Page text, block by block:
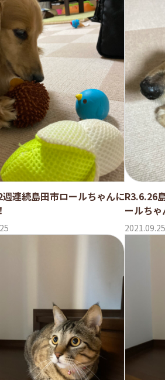
週連続島田市ロールちゃんにR3.6.26
ールちゃ
2021.09.25